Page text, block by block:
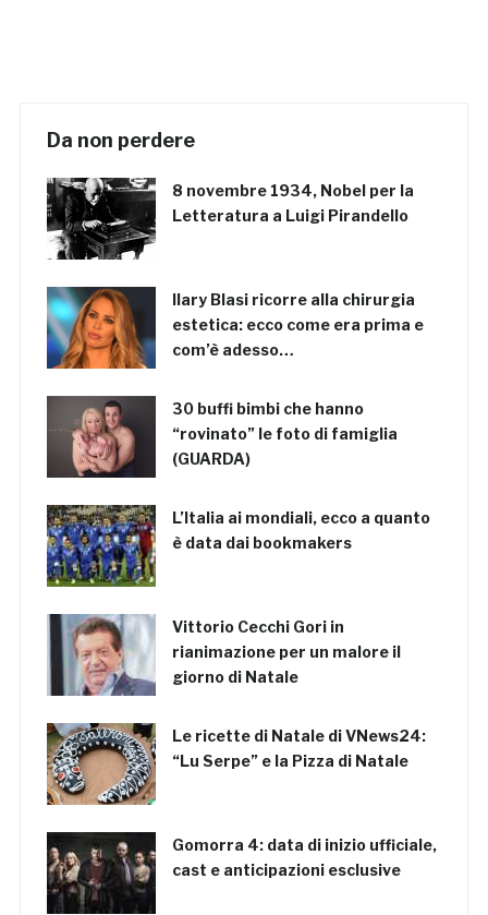
Da non perdere
8 novembre 1934, Nobel per la
Letteratura a Luigi Pirandello
Ilary Blasi ricorre alla chirurgia
estetica: ecco come era prima e
com’è adesso…
30 buffi bimbi che hanno
“rovinato” le foto di famiglia
(GUARDA)
L’Italia ai mondiali, ecco a quanto
è data dai bookmakers
Vittorio Cecchi Gori in
rianimazione per un malore il
giorno di Natale
Le ricette di Natale di VNews24:
“Lu Serpe” e la Pizza di Natale
Gomorra 4: data di inizio ufficiale,
cast e anticipazioni esclusive